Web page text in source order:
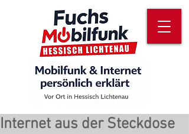
Internet aus der Steckdose